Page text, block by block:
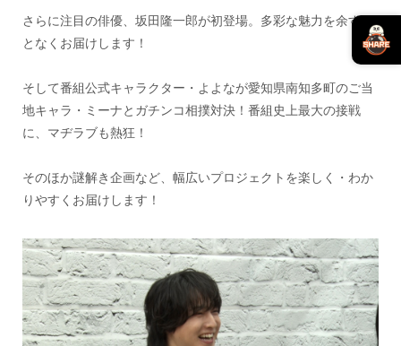
さらに注目の俳優、坂田隆一郎が初登場。多彩な魅力を余すこ
となくお届けします！
そして番組公式キャラクター・よよなが愛知県南知多町のご当
地キャラ・ミーナとガチンコ相撲対決！番組史上最大の接戦
に、マヂラブも熱狂！
そのほか謎解き企画など、幅広いプロジェクトを楽しく・わか
りやすくお届けします！